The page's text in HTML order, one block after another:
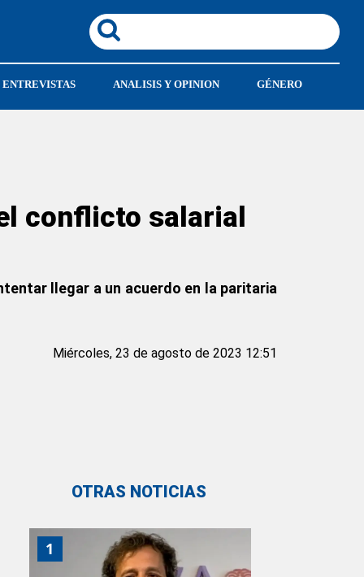
ENTREVISTAS ANALISIS Y OPINION GÉNERO
conflicto salarial
llegar a un acuerdo en la paritaria
Miércoles, 23 de agosto de 2023 12:51
OTRAS NOTICIAS
1